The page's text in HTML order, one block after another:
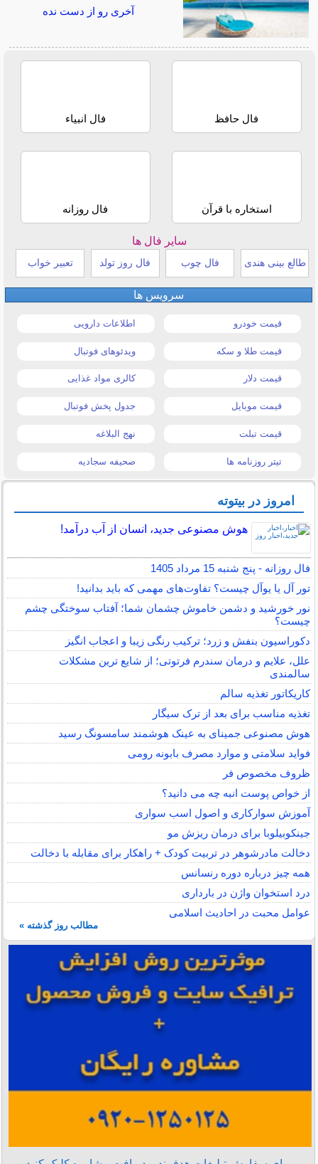
آخری رو از دست نده
فال حافظ فال انبیاء
استخاره با قرآن فال روزانه
سایر فال ها
طالع بینی هندی فال چوب فال روز تولد تعبیر خواب
سرویس ها
قیمت خودرو اطلاعات دارویی
قیمت طلا و سکه ویدئوهای فوتبال
قیمت دلار کالری مواد غذایی
قیمت موبایل جدول پخش فوتبال
قیمت تبلت نهج البلاغه
تیتر روزنامه ها صحیفه سجادیه
امروز در بیتوته
هوش مصنوعی جدید، انسان از آب درآمد!
فال روزانه - پنج شنبه 15 مرداد 1405
تور آل یا یوآل چیست؟ تفاوت‌های مهمی که باید بدانید!
نور خورشید و دشمن خاموش چشمان شما؛ آفتاب سوختگی چشم
چیست؟
دکوراسیون بنفش و زرد؛ ترکیب رنگی زیبا و اعجاب انگیز
علل، علایم و درمان سندرم فرتوتی؛ از شایع ترین مشکلات
سالمندی
کاریکاتور تغذیه سالم
تغذیه مناسب برای بعد از ترک سیگار
هوش مصنوعی جمینای به عینک هوشمند سامسونگ رسید
فواید سلامتی و موارد مصرف بابونه رومی
ظروف مخصوص فر
از خواص پوست انبه چه می دانید؟
آموزش سوارکاری و اصول اسب سواری
جینکوبیلوبا برای درمان ریزش مو
دخالت مادرشوهر در تربیت کودک + راهکار برای مقابله با دخالت
همه چیز درباره دوره رنسانس
درد استخوان واژن در بارداری
عوامل محبت در احادیث اسلامى
مطالب روز گذشته »